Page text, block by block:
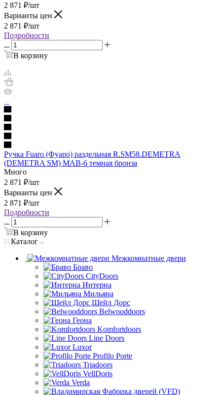
2 871 ₽/шт
Варианты цен
2 871 ₽/шт
Подробности
В корзину
Ручка Fuaro (Фуаро) раздельная R.SM58.DEMETRA
(DEMETRA SM) MAB-6 темная бронза
Много
2 871 ₽/шт
Варианты цен
2 871 ₽/шт
Подробности
В корзину
Каталог
Межкомнатные двери
Браво
CityDoors
Интерна
Мильяна
Шейл Дорс
Belwooddoors
Геона
Komfortdoors
Line Doors
Luxor
Profilo Porte
Triadoors
VellDoris
Verda